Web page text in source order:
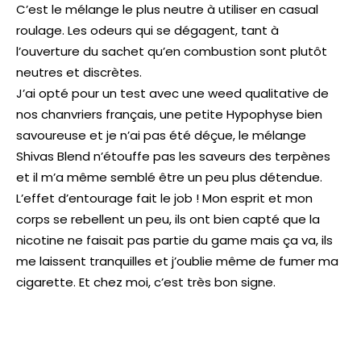
C’est le mélange le plus neutre à utiliser en casual
roulage. Les odeurs qui se dégagent, tant à
l’ouverture du sachet qu’en combustion sont plutôt
neutres et discrètes.
J’ai opté pour un test avec une weed qualitative de
nos chanvriers français, une petite Hypophyse bien
savoureuse et je n’ai pas été déçue, le mélange
Shivas Blend n’étouffe pas les saveurs des terpènes
et il m’a même semblé être un peu plus détendue.
L’effet d’entourage fait le job ! Mon esprit et mon
corps se rebellent un peu, ils ont bien capté que la
nicotine ne faisait pas partie du game mais ça va, ils
me laissent tranquilles et j’oublie même de fumer ma
cigarette. Et chez moi, c’est très bon signe.